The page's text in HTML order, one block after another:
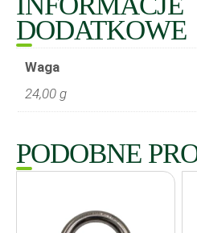
DODATKOWE
Waga
24,00 g
PODOBNE